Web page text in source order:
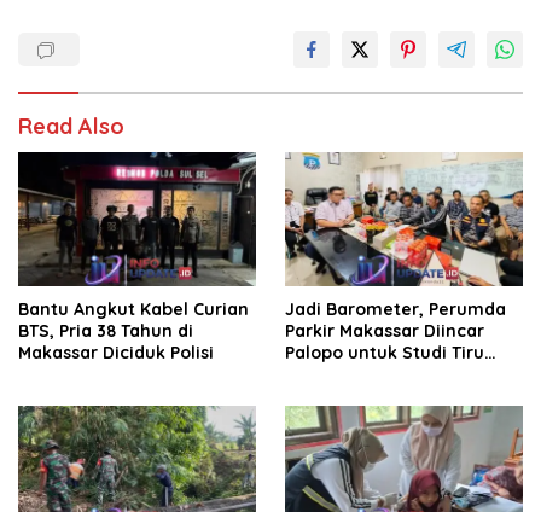
Read Also
Bantu Angkut Kabel Curian
BTS, Pria 38 Tahun di
Makassar Diciduk Polisi
Jadi Barometer, Perumda
Parkir Makassar Diincar
Palopo untuk Studi Tiru